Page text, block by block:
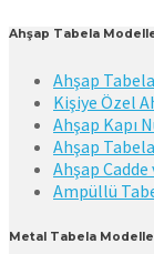
Ahşap Tabela
Ahşap
Kişiye Özel
Ahşap Kapı
Ahşap
Ahşap
Ampüllü
Metal Tabela